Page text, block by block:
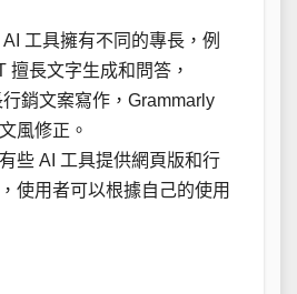
AI 工具擁有不同的專長，例
擅長文字生成和問答，
銷文案寫作，Grammarly
風修正。
有些 AI 工具提供網頁版和行
使用者可以根據自己的使用